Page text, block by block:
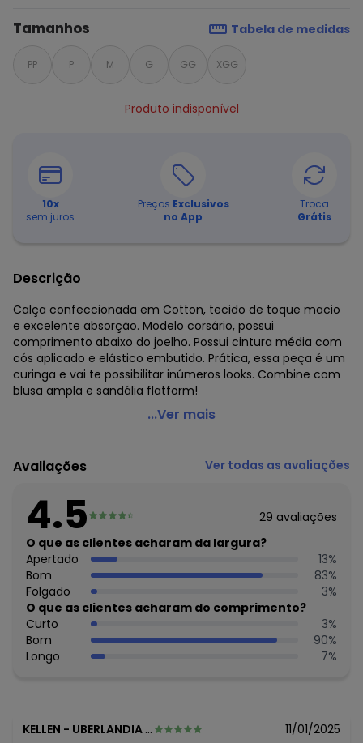
Tamanhos Tabela de medidas
PP P M G GG XGG
Produto indisponível
10x
sem juros
Preços Exclusivos
no App
Troca
Grátis
Descrição
Calça confeccionada em Cotton, tecido de toque macio
e excelente absorção. Modelo corsário, possui
comprimento abaixo do joelho. Possui cintura média com
cós aplicado e elástico embutido. Prática, essa peça é um
curinga e vai te possibilitar inúmeros looks. Combine com
blusa ampla e sandália flatform!
Malwee - Calça Azul Marinho Corsário em Cotton
Tecido: Cotton
Composição: 92% algodão / 8% elastano
Histórico de preços
O preço apresentado abaixo é o menor oferecido em
algum dia do mês, para o menor tamanho disponível.
agosto/2026
N/D*
julho/2026 N/D*
junho/2026 N/D*
maio/2026
abril/2026 N/D*
março/2026 N/D*
fevereiro/2026 R$ 47,94
...Ver mais
Avaliações Ver todas as avaliações
4.5 29 avaliações
O que as clientes acharam da largura?
Apertado
13%
Bom
83%
Folgado
3%
O que as clientes acharam do comprimento?
Curto
3%
Bom
90%
Longo
7%
KELLEN - UBERLANDIA - MG 11/01/2025